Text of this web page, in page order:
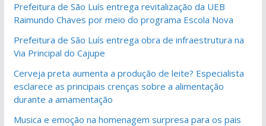
Prefeitura de São Luís entrega revitalização da UEB
Raimundo Chaves por meio do programa Escola Nova
Prefeitura de São Luís entrega obra de infraestrutura na
Via Principal do Cajupe
Cerveja preta aumenta a produção de leite? Especialista
esclarece as principais crenças sobre a alimentação
durante a amamentação
Musica e emoção na homenagem surpresa para os pais